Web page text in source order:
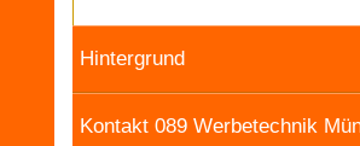
Hintergrund
Kontakt 089 Werbetechnik